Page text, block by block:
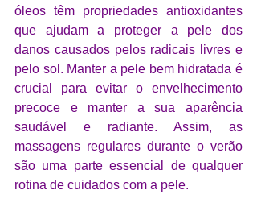
óleos têm propriedades antioxidantes
que ajudam a proteger a pele dos
danos causados pelos radicais livres e
pelo sol. Manter a pele bem hidratada é
crucial para evitar o envelhecimento
precoce e manter a sua aparência
saudável e radiante. Assim, as
massagens regulares durante o verão
são uma parte essencial de qualquer
rotina de cuidados com a pele.